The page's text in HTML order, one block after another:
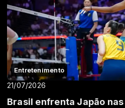
Entretenimento
21/07/2026
Brasil enfrenta Japão